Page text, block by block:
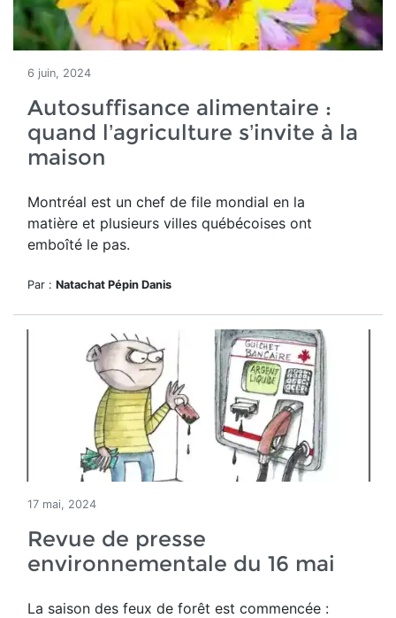
6 juin, 2024
Autosuffisance alimentaire :
quand l’agriculture s’invite à la
maison
Montréal est un chef de file mondial en la
matière et plusieurs villes québécoises ont
emboîté le pas.
Par : Natachat Pépin Danis
17 mai, 2024
Revue de presse
environnementale du 16 mai
La saison des feux de forêt est commencée :